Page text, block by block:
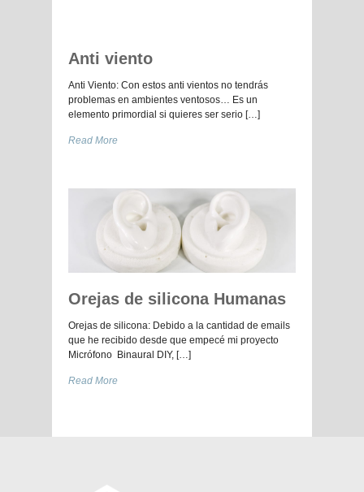
Anti viento
Anti Viento: Con estos anti vientos no tendrás
problemas en ambientes ventosos… Es un
elemento primordial si quieres ser serio […]
Read More
Orejas de silicona Humanas
Orejas de silicona: Debido a la cantidad de emails
que he recibido desde que empecé mi proyecto
Micrófono Binaural DIY, […]
Read More